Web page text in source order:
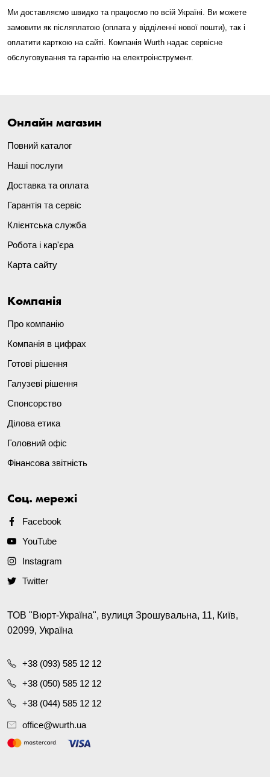
Ми доставляємо швидко та працюємо по всій Україні. Ви можете
замовити як післяплатою (оплата у відділенні нової пошти), так і
оплатити карткою на сайті. Компанія Wurth надає сервісне
обслуговування та гарантію на електроінструмент.
Онлайн магазин
Повний каталог
Наші послуги
Доставка та оплата
Гарантія та сервіс
Клієнтська служба
Робота і кар'єра
Карта сайту
Компанія
Про компанію
Компанія в цифрах
Готові рішення
Галузеві рішення
Спонсорство
Ділова етика
Головний офіс
Фінансова звітність
Соц. мережі
Facebook
YouTube
Instagram
Twitter
ТОВ "Вюрт-Україна", вулиця Зрошувальна, 11, Київ,
02099, Україна
+38 (093) 585 12 12
+38 (050) 585 12 12
+38 (044) 585 12 12
office@wurth.ua